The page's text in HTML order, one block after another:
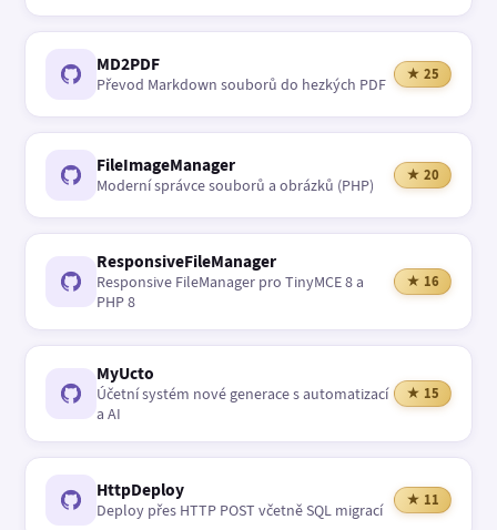
MD2PDF
Převod Markdown souborů do hezkých PDF
★ 25
FileImageManager
Moderní správce souborů a obrázků (PHP)
★ 20
ResponsiveFileManager
Responsive FileManager pro TinyMCE 8 a
PHP 8
★ 16
MyUcto
Účetní systém nové generace s automatizací
a AI
★ 15
HttpDeploy
Deploy přes HTTP POST včetně SQL migrací
★ 11